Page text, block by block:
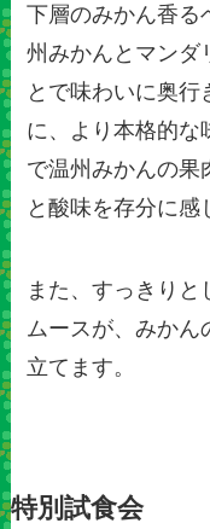
下層のみかん香る
州みかんとマンダ
とで味わいに奥行
に、より本格的な
で温州みかんの果
と酸味を存分に感
また、すっきり
ムースが、みかん
立てます。
特別試食会